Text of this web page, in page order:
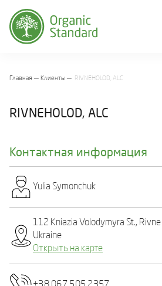
Главная Клиенты RIVNEHOLOD, ALC
RIVNEHOLOD, ALC
Контактная информация
Yulia Symonchuk
112 Kniazia Volodymyra St.,
Ukraine
Открыть на карте